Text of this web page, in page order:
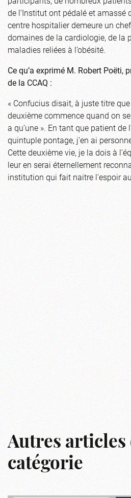
de l’Institut ont pédalé et amassé
centre hospitalier demeure un
domaines de la cardiologie, de la
maladies reliées à l’obésité.
Ce qu’a exprimé M. Robert Poëti,
de la CCAQ :
« Confucius disait, à juste titre
deuxième commence quand on se
a qu’une ». En tant que patient
quintuple pontage, j’en ai
Cette deuxième vie, je la dois à
leur en serai éternellement
institution qui fait naitre l’espoir
Autres articles
catégorie